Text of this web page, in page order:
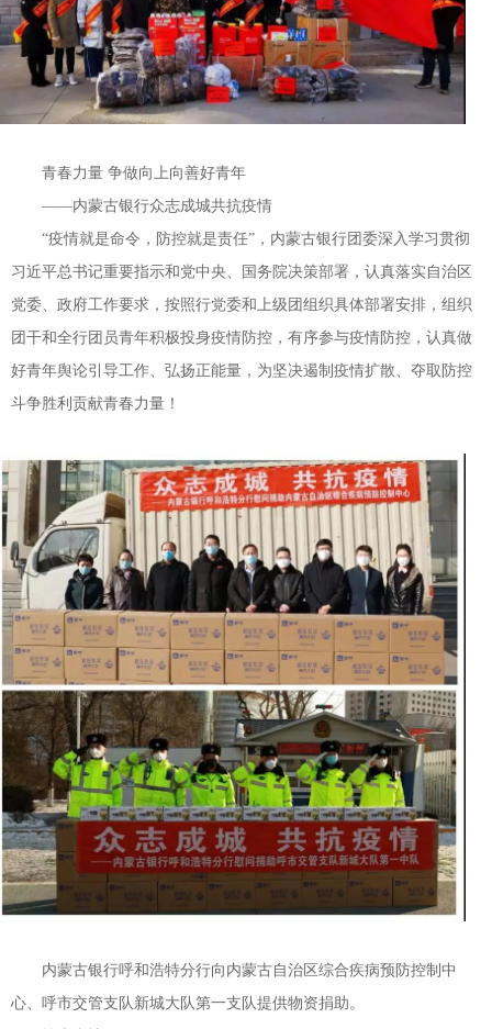
青春力量 争做向上向善好青年
——内蒙古银行众志成城共抗疫情
“疫情就是命令，防控就是责任”，内蒙古银行团委深入学习贯彻
习近平总书记重要指示和党中央、国务院决策部署，认真落实自治区
党委、政府工作要求，按照行党委和上级团组织具体部署安排，组织
团干和全行团员青年积极投身疫情防控，有序参与疫情防控，认真做
好青年舆论引导工作、弘扬正能量，为坚决遏制疫情扩散、夺取防控
斗争胜利贡献青春力量！
内蒙古银行呼和浩特分行向内蒙古自治区综合疾病预防控制中
心、呼市交管支队新城大队第一支队提供物资捐助。